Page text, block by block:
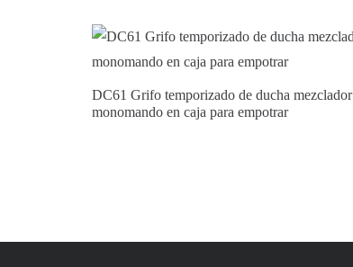
DC61 Grifo temporizado de ducha mezclador
monomando en caja para empotrar